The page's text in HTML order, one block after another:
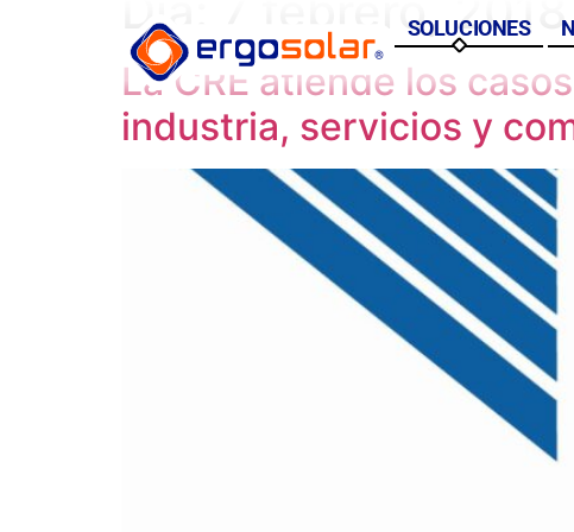
SOLUCIONES
La CRE atiende los
industria, servicios y